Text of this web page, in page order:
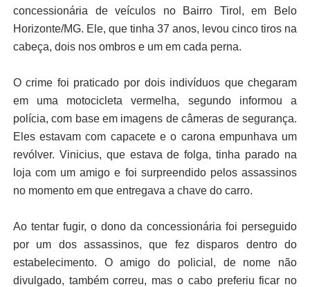
concessionária de veículos no Bairro Tirol, em Belo
Horizonte/MG. Ele, que tinha 37 anos, levou cinco tiros na
cabeça, dois nos ombros e um em cada perna.
O crime foi praticado por dois indivíduos que chegaram
em uma motocicleta vermelha, segundo informou a
polícia, com base em imagens de câmeras de segurança.
Eles estavam com capacete e o carona empunhava um
revólver. Vinicius, que estava de folga, tinha parado na
loja com um amigo e foi surpreendido pelos assassinos
no momento em que entregava a chave do carro.
Ao tentar fugir, o dono da concessionária foi perseguido
por um dos assassinos, que fez disparos dentro do
estabelecimento. O amigo do policial, de nome não
divulgado, também correu, mas o cabo preferiu ficar no